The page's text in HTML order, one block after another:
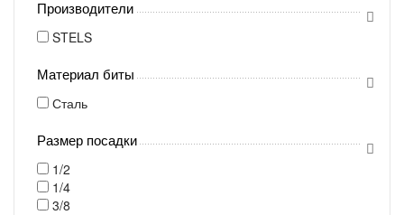
Производители
STELS
Материал биты
Сталь
Размер посадки
1/2
1/4
3/8